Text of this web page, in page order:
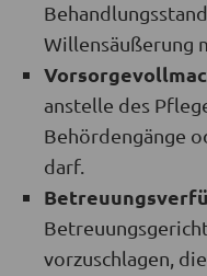
Willensäußerung
anstelle des
Behördengänge
darf.
vorzuschlagen,